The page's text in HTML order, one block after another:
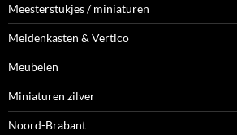
Meesterstukjes / miniaturen
Meidenkasten & Vertico
Meubelen
Miniaturen zilver
Noord-Brabant